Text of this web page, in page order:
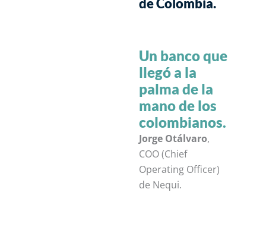
de Colombia.
Un banco que
llegó a la
palma de la
mano de los
colombianos.
Jorge Otálvaro,
COO (Chief
Operating Officer)
de Nequi.